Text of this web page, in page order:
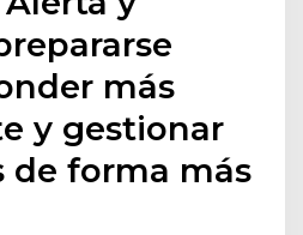
más
y gestionar
de forma más